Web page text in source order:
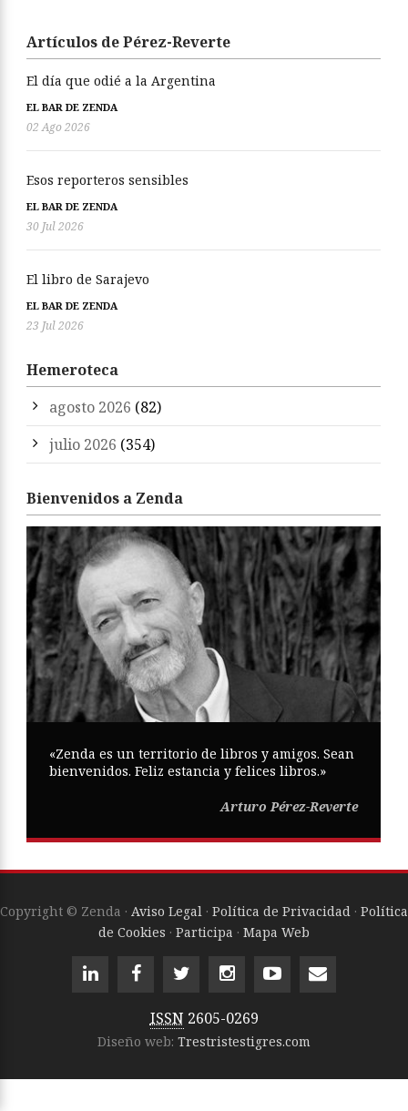
Artículos de Pérez-Reverte
El día que odié a la Argentina
EL BAR DE ZENDA
02 Ago 2026
Esos reporteros sensibles
EL BAR DE ZENDA
30 Jul 2026
El libro de Sarajevo
EL BAR DE ZENDA
23 Jul 2026
Hemeroteca
agosto 2026 (82)
julio 2026 (354)
Bienvenidos a Zenda
«Zenda es un territorio de libros y amigos. Sean
bienvenidos. Feliz estancia y felices libros.»
Arturo Pérez-Reverte
Copyright © Zenda · Aviso Legal · Política de Privacidad · Política
de Cookies · Participa · Mapa Web
ISSN 2605-0269
Diseño web: Trestristestigres.com